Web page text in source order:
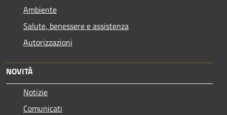
Ambiente
Salute, benessere e assistenza
Autorizzazioni
NOVITÀ
Notizie
Comunicati